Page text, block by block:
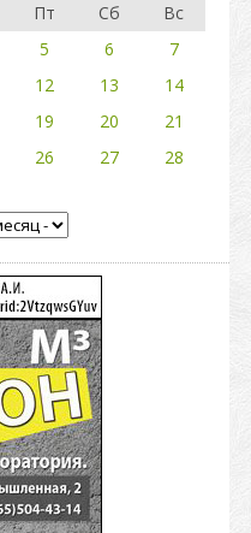
Пт Сб
Вс
5 6
7
12 13
14
19 20
21
26 27
28